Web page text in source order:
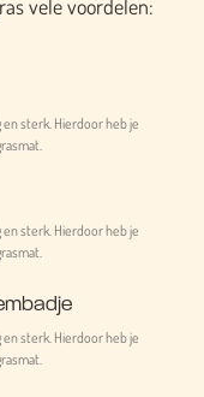
vele voordelen:
sterk. Hierdoor heb je
sterk. Hierdoor heb je
sterk. Hierdoor heb je